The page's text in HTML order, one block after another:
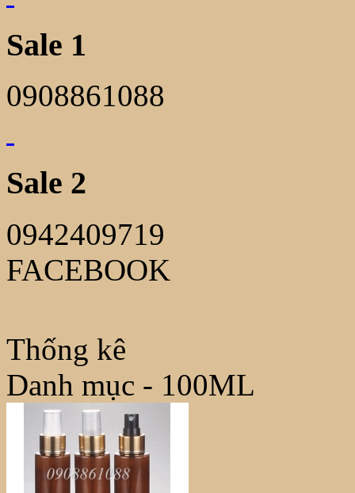
Sale 1
0908861088
Sale 2
0942409719
FACEBOOK
Thống kê
Danh mục - 100ML